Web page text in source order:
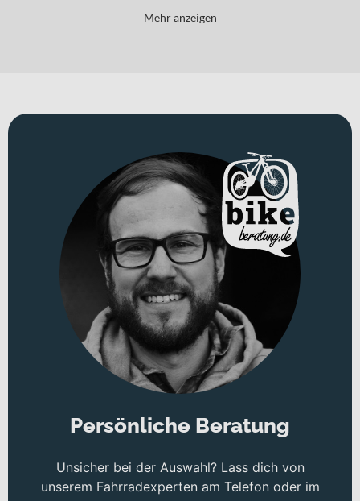
die Stadt und auf längeren Touren am Wochenende. Das
Als vielseitiges E-Trekkingbike ist dieses Bike ideal für deine tägliche
Mobilität und ausgedehnte Tourenfahrten. Ob du komfortabel zur
Arbeit pendelst, entspannte Stadt- und Wochenendtouren planst
oder längere Ausflüge auf wechselndem Untergrund unternehmen
möchtest – das Konzept richtet sich klar an erwachsene
Fahrerinnen und Fahrer, die auf Unterstützung, Komfort und
Zuverlässigkeit setzen. DieWave-Rahmenform erleichtert dir das
Auf- und Absteigen und unterstreicht den alltagstauglichen
Ausgestattet ist das Bike mit Laufrädern in 27,5 Zoll. Optisch hast
du die Wahl zwischen „Black/White/Red“ und „Silver/Cool
Gray/Red“, die den dynamischen Auftritt des E-Trekkingbikes
Für hohen Fahrkomfort sorgt dieSR Suntour Mobie25 AIR 100mm
Asphalt und gemischten Strecken spürbar aus und unterstützt eine
angenehme, kontrollierte Fahrweise auf längeren Distanzen. In
Mehr anzeigen
Persönliche Beratung
Unsicher bei der Auswahl? Lass dich von
unserem Fahrradexperten am Telefon oder im